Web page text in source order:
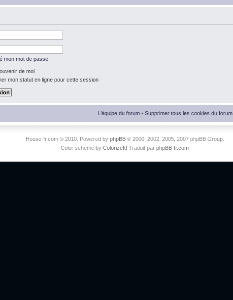
mon mot de passe
de moi
mon statut en ligne pour cette session
L’équipe du forum • Supprimer tous les cookies du forum
House-fr.com © 2010. Powered by phpBB© 2000, 2002, 2005, 2007 phpBB Group.
Color scheme by ColorizeIt! Traduit par phpBB-fr.com